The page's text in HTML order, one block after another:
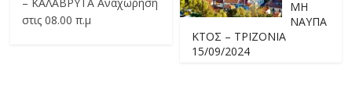
στις 08.00 π.μ
ΜΗ
ΝΑΥΠΑ
ΚΤΟΣ – ΤΡΙΖΟΝΙΑ
15/09/2024